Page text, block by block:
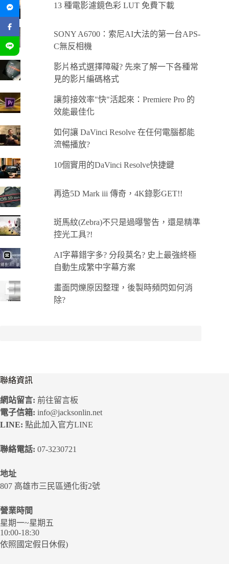
13 種電影濾鏡色彩 LUT 免費下載
SONY A6700：索尼AI大法的第一台APS-
C無反相機
影片格式選擇障礙? 先來了解一下各種常
見的影片編碼格式
讓剪接效率"快"活起來：Premiere Pro 的
效能最佳化
如何讓 DaVinci Resolve 在任何電腦都能
流暢播放?
10個實用的DaVinci Resolve快捷鍵
再造5D Mark iii 傳奇，4K錄影GET!!
斑馬紋(Zebra)不只是過曝警告，還是精準
控光工具?!
AI字幕錯字多? 分段莫名? 史上最強終極
自動生成繁中字幕方案
畫面閃爍原因整理，後製時頻閃如何消
除?
聯絡資訊
網站留言: 前往留言板
電子信箱: info@jacksonlin.net
LINE: 點此加入官方LINE
聯絡電話: 07-3230721
地址
807 高雄市三民區通化街2號
營業時間
星期一~星期五
10:00-18:30
依照國定假日休假)